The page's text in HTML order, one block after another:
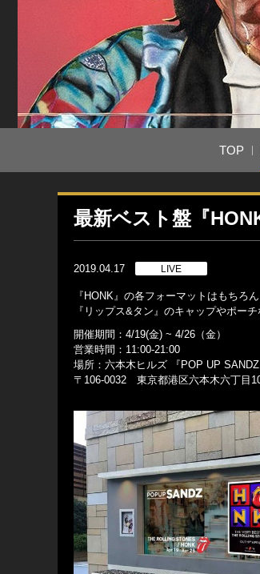
TOP
最新ベスト盤『
2019.04.17 LIVE
『HONK』の各フォーマットはもちろ
『リップス&タン』のキャップやポー
開催期間：4/19(金) ~ 4/26（金）
営業時間：11:00-21:00
場所：六本木ヒルズ 『POP UP SANDZ
〒106-0032 東京都港区六本木六丁目